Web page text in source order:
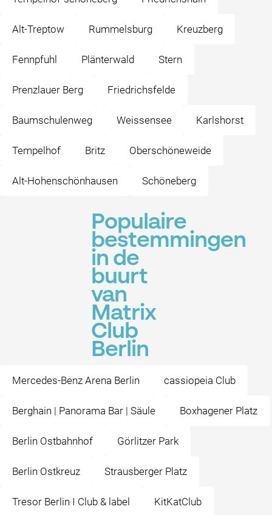
Alt-Treptow Rummelsburg Kreuzberg
Fennpfuhl Plänterwald Stern
Prenzlauer Berg Friedrichsfelde
Baumschulenweg Weissensee Karlshorst
Tempelhof Britz Oberschöneweide
Alt-Hohenschönhausen Schöneberg
Populaire
bestemmingen
in de
buurt
van
Matrix
Club
Berlin
Mercedes-Benz Arena Berlin cassiopeia Club
Berghain | Panorama Bar | Säule Boxhagener Platz
Berlin Ostbahnhof Görlitzer Park
Berlin Ostkreuz Strausberger Platz
Tresor Berlin I Club & label KitKatClub